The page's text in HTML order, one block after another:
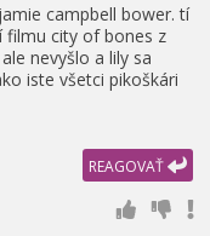
campbell bower. tí
filmu city of bones z
nevyšlo a lily sa
iste všetci pikoškári
REAGOVAŤ